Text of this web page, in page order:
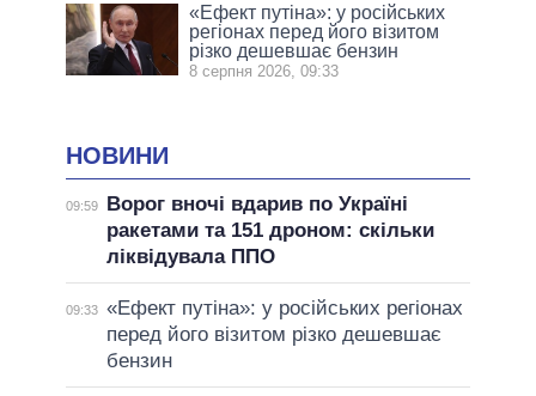
«Ефект путіна»: у російських
регіонах перед його візитом
різко дешевшає бензин
8 серпня 2026, 09:33
НОВИНИ
09:59
Ворог вночі вдарив по Україні
ракетами та 151 дроном: скільки
ліквідувала ППО
09:33 «Ефект путіна»: у російських регіонах
перед його візитом різко дешевшає
бензин